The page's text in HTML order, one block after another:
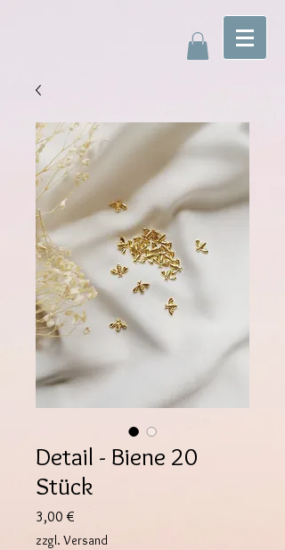
Detail - Biene 20
Stück
3,00 €
zzgl. Versand